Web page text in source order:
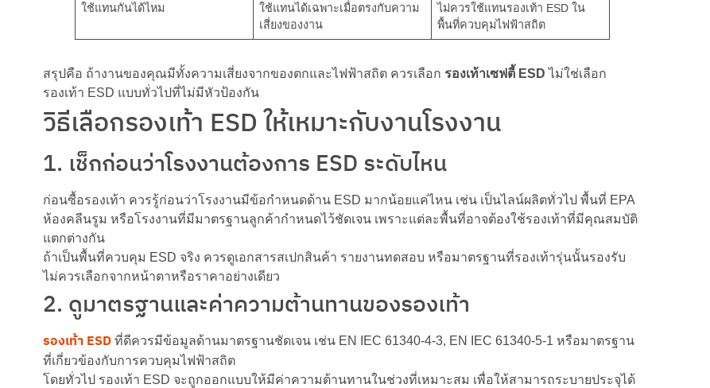
ใช้แทนกันได้ไหม
ใช้แทนได้เฉพาะเมื่อตรงกับความ
เสี่ยงของงาน
ไม่ควรใช้แทนรองเท้า ESD ใน
พื้นที่ควบคุมไฟฟ้าสถิต
สรุปคือ ถ้างานของคุณมีทั้งความเสี่ยงจากของตกและไฟฟ้าสถิต ควรเลือก รองเท้าเซฟตี้ ESD ไม่ใช่เลือก
รองเท้า ESD แบบทั่วไปที่ไม่มีหัวป้องกัน
วิธีเลือกรองเท้า ESD ให้เหมาะกับงานโรงงาน
1. เช็กก่อนว่าโรงงานต้องการ ESD ระดับไหน
ก่อนซื้อรองเท้า ควรรู้ก่อนว่าโรงงานมีข้อกำหนดด้าน ESD มากน้อยแค่ไหน เช่น เป็นไลน์ผลิตทั่วไป พื้นที่ EPA
ห้องคลีนรูม หรือโรงงานที่มีมาตรฐานลูกค้ากำหนดไว้ชัดเจน เพราะแต่ละพื้นที่อาจต้องใช้รองเท้าที่มีคุณสมบัติ
แตกต่างกัน
ถ้าเป็นพื้นที่ควบคุม ESD จริง ควรดูเอกสารสเปกสินค้า รายงานทดสอบ หรือมาตรฐานที่รองเท้ารุ่นนั้นรองรับ
ไม่ควรเลือกจากหน้าตาหรือราคาอย่างเดียว
2. ดูมาตรฐานและค่าความต้านทานของรองเท้า
รองเท้า ESDที่ดีควรมีข้อมูลด้านมาตรฐานชัดเจน เช่น EN IEC 61340-4-3, EN IEC 61340-5-1 หรือมาตรฐาน
ที่เกี่ยวข้องกับการควบคุมไฟฟ้าสถิต
โดยทั่วไป รองเท้า ESD จะถูกออกแบบให้มีค่าความต้านทานในช่วงที่เหมาะสม เพื่อให้สามารถระบายประจุได้